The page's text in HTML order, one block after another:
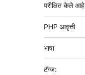
परीक्षित केले आहे
PHP आवृत्ती
भाषा
टॅग्ज: